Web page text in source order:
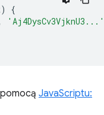
)
{
'Aj4DysCv3VjknU3...'
JavaScriptu: